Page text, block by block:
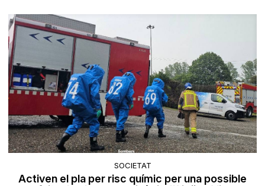
SOCIETAT
Activen el pla per risc químic per una possible